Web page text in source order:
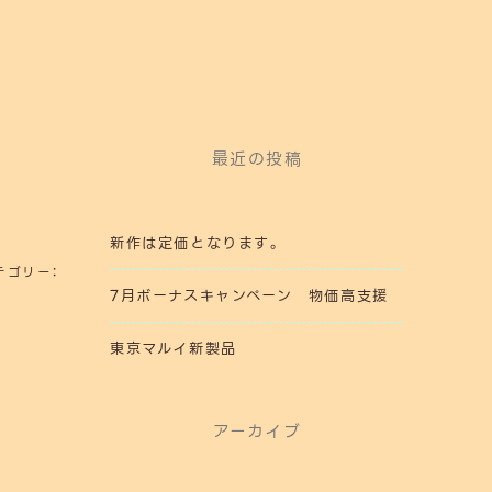
ゴリー：
最近の投稿
新作は定価となります。
7月ボーナスキャンペーン 物価高支援
東京マルイ新製品
アーカイブ